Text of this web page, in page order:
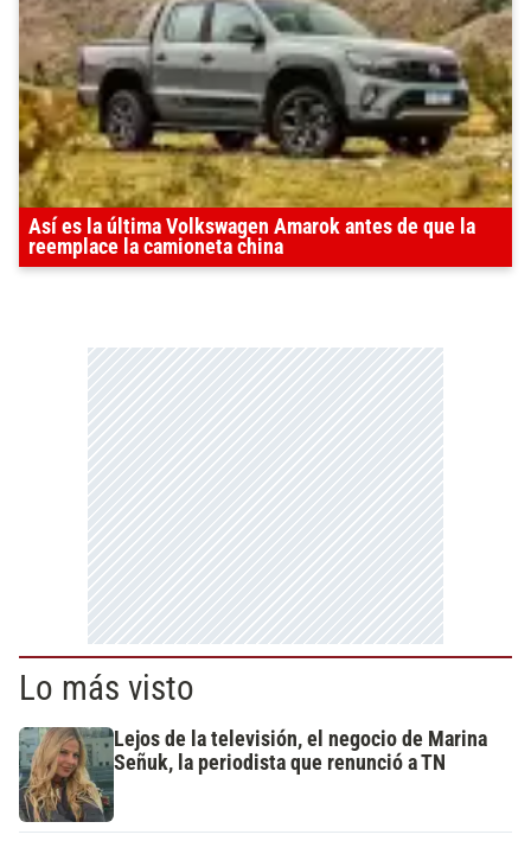
Así es la última Volkswagen Amarok antes de que la
reemplace la camioneta china
Lo más visto
Lejos de la televisión, el negocio de Marina
Señuk, la periodista que renunció a TN